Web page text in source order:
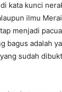
kata kunci
ilmu
menjadi
bagus adalah
sudah